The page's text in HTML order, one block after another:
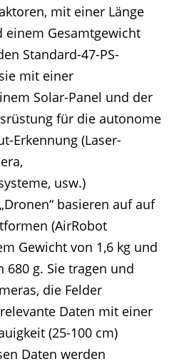
mit einer Länge
einem Gesamtgewicht
Standard-47-PS-
mit einer
Solar-Panel und der
für die autonome
Erkennung (Laser-
usw.)
basieren auf auf
(AirRobot
Gewicht von 1,6 kg und
680 g. Sie tragen und
die Felder
Daten mit einer
(25-100 cm)
Daten werden